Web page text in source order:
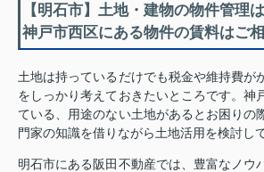
【明石市】土地・建物の物件管理
神戸市西区にある物件の賃料はご
土地は持っているだけでも税金や維持費が
をしっかり考えておきたいところです。神
ている、用途のない土地があるとお困りの
門家の知識を借りながら土地活用を検討し
明石市にある阪田不動産では、豊富なノウ